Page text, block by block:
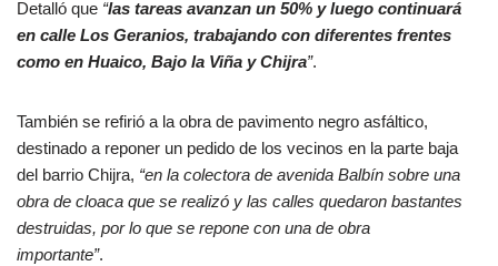
Detalló que “las tareas avanzan un 50% y luego continuará
en calle Los Geranios, trabajando con diferentes frentes
como en Huaico, Bajo la Viña y Chijra”.
También se refirió a la obra de pavimento negro asfáltico,
destinado a reponer un pedido de los vecinos en la parte baja
del barrio Chijra, “en la colectora de avenida Balbín sobre una
obra de cloaca que se realizó y las calles quedaron bastantes
destruidas, por lo que se repone con una de obra
importante”.